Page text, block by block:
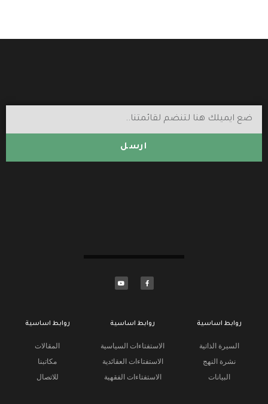
ارسل
روابط اساسية
السيرة الذاتية
نشرة النهج
البيانات
روابط اساسية
الاستفتاءات السياسية
الاستفتاءات العقائدية
الاستفتاءات الفقهية
روابط اساسية
المقالات
مكاتبنا
للاتصال